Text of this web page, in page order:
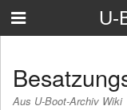
U-
Aus U-Boot-Archiv Wiki